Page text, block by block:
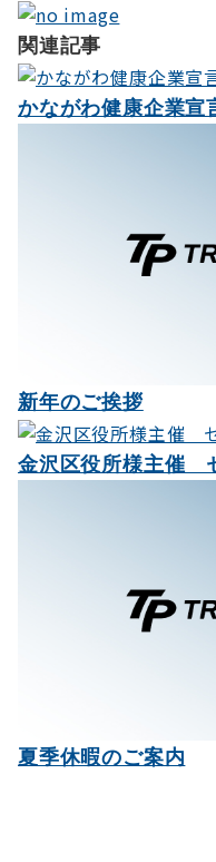
ビ
ゲ
ー
シ
関連記事
かながわ健康企業
新年のご挨拶
金沢区役所様主催
夏季休暇のご案内